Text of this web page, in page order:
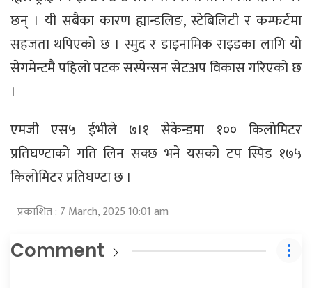
छन् । यी सबैका कारण ह्यान्डलिङ, स्टेबिलिटी र कम्फर्टमा
सहजता थपिएको छ । स्मुद र डाइनामिक राइडका लागि यो
सेगमेन्टमै पहिलो पटक सस्पेन्सन सेटअप विकास गरिएको छ
।
एमजी एस५ ईभीले ७।१ सेकेन्डमा १०० किलोमिटर
प्रतिघण्टाको गति लिन सक्छ भने यसको टप स्पिड १७५
किलोमिटर प्रतिघण्टा छ ।
प्रकाशित : 7 March, 2025 10:01 am
Comment